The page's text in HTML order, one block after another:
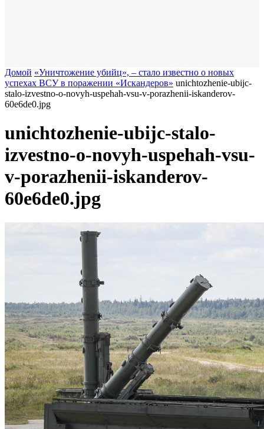
Домой «Уничтожение убийц», – стало известно о новых
успехах ВСУ в поражении «Искандеров» unichtozhenie-ubijc-
stalo-izvestno-o-novyh-uspehah-vsu-v-porazhenii-iskanderov-
60e6de0.jpg
unichtozhenie-ubijc-stalo-
izvestno-o-novyh-uspehah-vsu-
v-porazhenii-iskanderov-
60e6de0.jpg